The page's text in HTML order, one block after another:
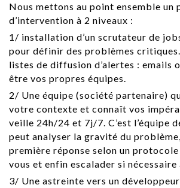
Nous mettons au point ensemble un
d’intervention à 2 niveaux :
1/ installation d’un scrutateur de
pour définir des problèmes
listes de diffusion d’alertes : emails
être vos propres équipes.
2/ Une équipe (société partenaire)
votre contexte et connaît vos
veille 24h/24 et 7j/7. C’est l’équipe
peut analyser la gravité du
première réponse selon un
vous et enfin escalader si nécessaire
3/ Une astreinte vers un